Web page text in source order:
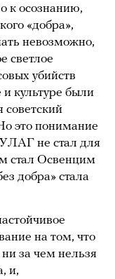
к осознанию,
«добра»,
невозможно,
светлое
убийств
культуре были
советский
это понимание
не стал для
стал Освенцим
добра» стала
на том, что
ни за чем нельзя
и,